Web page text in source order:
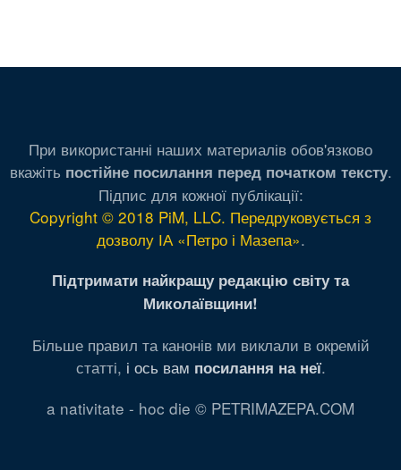
При використанні наших материалів обов'язково
вкажіть постійне посилання перед початком тексту.
Підпис для кожної публікації:
Copyright © 2018 PiM, LLC. Передруковується з
дозволу ІА «Петро і Мазепа».
Підтримати найкращу редакцію світу та
Миколаївщини!
Більше правил та канонів ми виклали в окремій
статті, і ось вам посилання на неї.
a nativitate - hoc die © PETRIMAZEPA.COM